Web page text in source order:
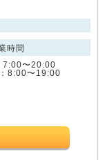
時間
7:00〜20:00
8:00〜19:00